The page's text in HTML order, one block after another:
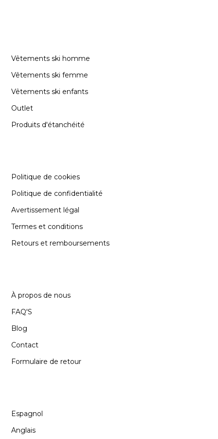
Vêtements ski homme
Vêtements ski femme
Vêtements ski enfants
Outlet
Produits d'étanchéité
Politique de cookies
Politique de confidentialité
Avertissement légal
Termes et conditions
Retours et remboursements
À propos de nous
FAQ'S
Blog
Contact
Formulaire de retour
Espagnol
Anglais